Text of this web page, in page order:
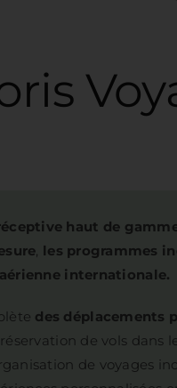
haut de
, les programmes
internationale.
des déplacements
de vols dans
de voyages